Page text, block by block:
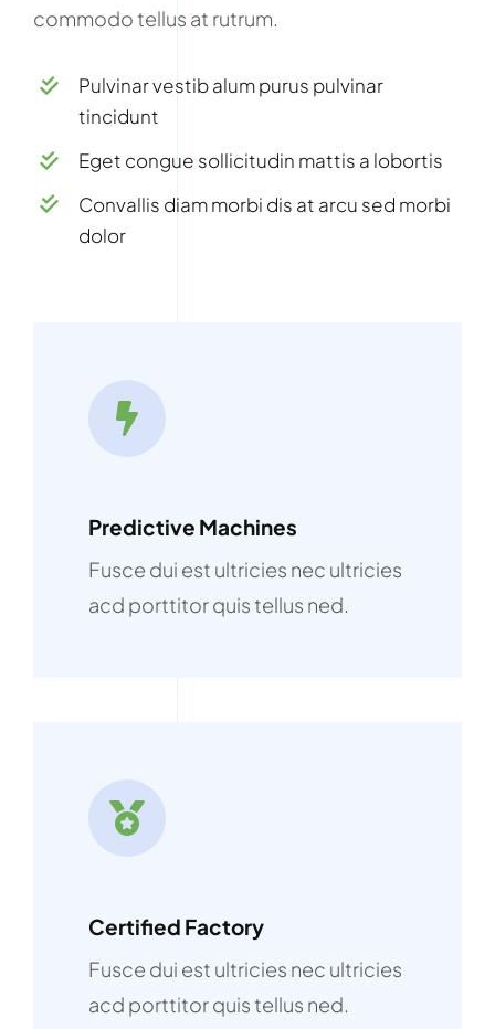
commodo tellus at rutrum.
Pulvinar vestib alum purus pulvinar
tincidunt
Eget congue sollicitudin mattis a lobortis
Convallis diam morbi dis at arcu sed morbi
dolor
Predictive Machines
Fusce dui est ultricies nec ultricies
acd porttitor quis tellus ned.
Certified Factory
Fusce dui est ultricies nec ultricies
acd porttitor quis tellus ned.